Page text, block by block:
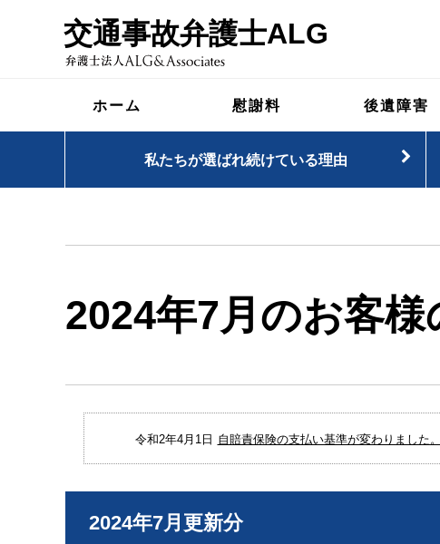
交通事故弁護士ALG
ホーム 慰謝料 後遺障害
私たちが選ばれ続けている理由
2024年7月のお客様
令和2年4月1日 自賠責保険の支払い基準が変わりました
2024年7月更新分